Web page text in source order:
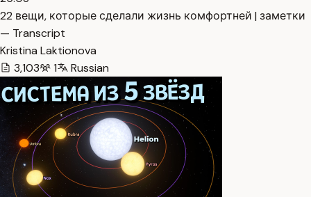
22 вещи, которые сделали жизнь комфортней | заметки
— Transcript
Kristina Laktionova
3,103
1 Russian